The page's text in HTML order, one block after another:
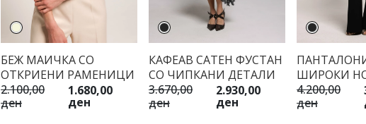
БЕЖ МАИЧКА СО
ОТКРИЕНИ РАМЕНИЦИ
2.100,00
ден
1.680,00
ден
КАФЕАВ САТЕН ФУСТАН
СО ЧИПКАНИ ДЕТАЛИ
3.670,00
ден
2.930,00
ден
ШИРОКИ
4.200,00
ден